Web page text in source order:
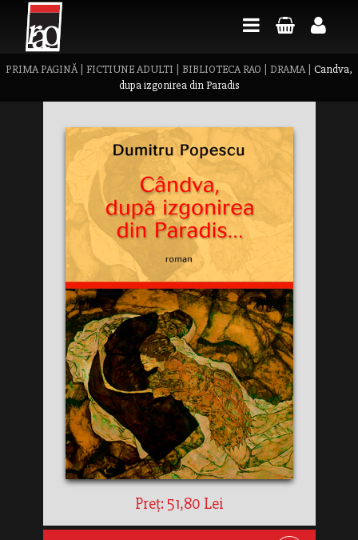
PRIMA PAGINĂ| FICTIUNE ADULTI BIBLIOTECA RAO DRAMA| Candva,
dupa izgonirea din Paradis
Preț: 51,80 Lei